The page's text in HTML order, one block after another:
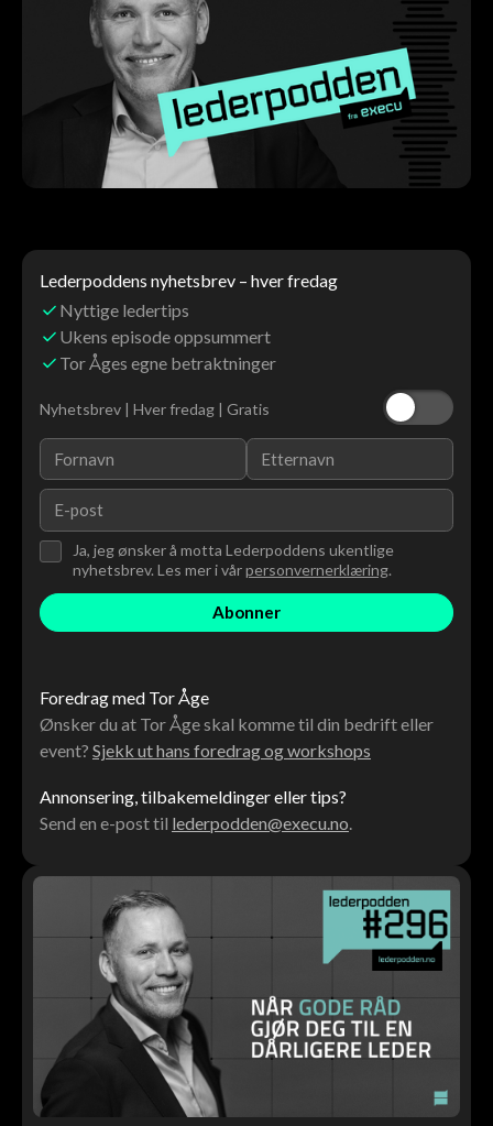
Lederpoddens nyhetsbrev – hver fredag
Nyttige ledertips
Ukens episode oppsummert
Tor Åges egne betraktninger
Nyhetsbrev | Hver fredag | Gratis
Ja, jeg ønsker å motta Lederpoddens ukentlige
nyhetsbrev. Les mer i vårpersonvernerklæring.
Foredrag med Tor Åge
Ønsker du at Tor Åge skal komme til din bedrift eller
event? Sjekk ut hans foredrag og workshops
Annonsering, tilbakemeldinger eller tips?
Send en e-post til lederpodden@execu.no.